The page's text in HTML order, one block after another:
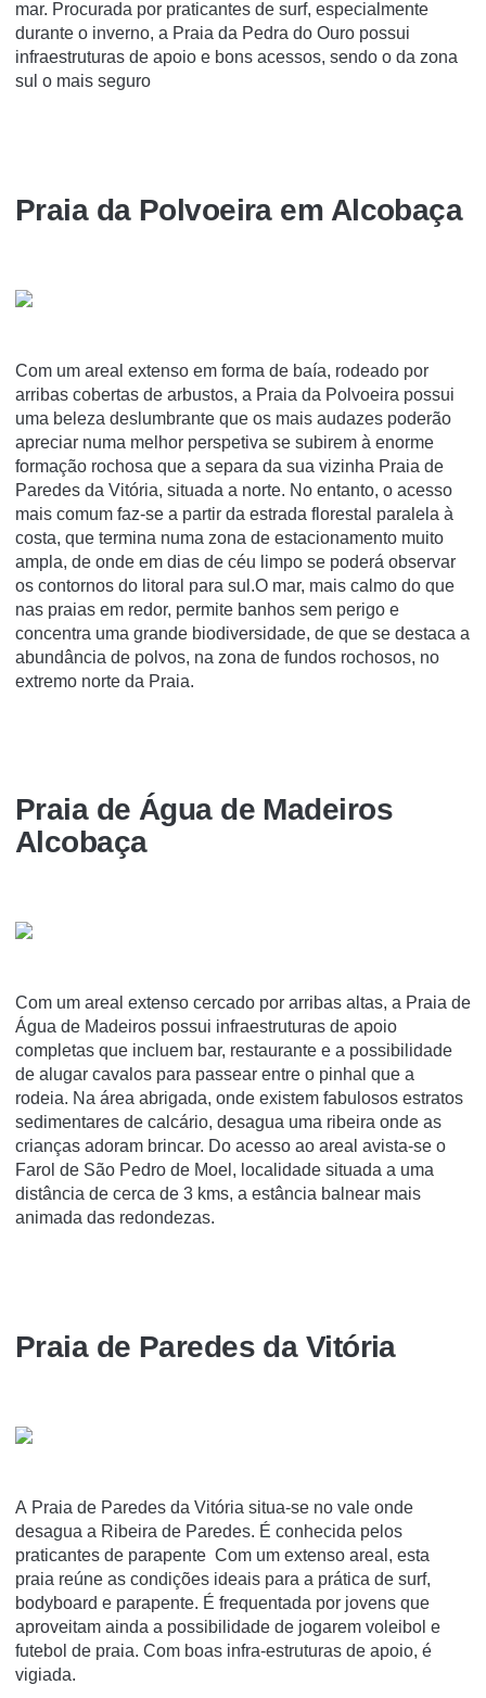
mar. Procurada por praticantes de surf, especialmente
durante o inverno, a Praia da Pedra do Ouro possui
infraestruturas de apoio e bons acessos, sendo o da zona
sul o mais seguro
Praia da Polvoeira em Alcobaça
Com um areal extenso em forma de baía, rodeado por
arribas cobertas de arbustos, a Praia da Polvoeira possui
uma beleza deslumbrante que os mais audazes poderão
apreciar numa melhor perspetiva se subirem à enorme
formação rochosa que a separa da sua vizinha Praia de
Paredes da Vitória, situada a norte. No entanto, o acesso
mais comum faz-se a partir da estrada florestal paralela à
costa, que termina numa zona de estacionamento muito
ampla, de onde em dias de céu limpo se poderá observar
os contornos do litoral para sul.O mar, mais calmo do que
nas praias em redor, permite banhos sem perigo e
concentra uma grande biodiversidade, de que se destaca a
abundância de polvos, na zona de fundos rochosos, no
extremo norte da Praia.
Praia de Água de Madeiros
Alcobaça
Com um areal extenso cercado por arribas altas, a Praia de
Água de Madeiros possui infraestruturas de apoio
completas que incluem bar, restaurante e a possibilidade
de alugar cavalos para passear entre o pinhal que a
rodeia. Na área abrigada, onde existem fabulosos estratos
sedimentares de calcário, desagua uma ribeira onde as
crianças adoram brincar. Do acesso ao areal avista-se o
Farol de São Pedro de Moel, localidade situada a uma
distância de cerca de 3 kms, a estância balnear mais
animada das redondezas.
Praia de Paredes da Vitória
A Praia de Paredes da Vitória situa-se no vale onde
desagua a Ribeira de Paredes. É conhecida pelos
praticantes de parapente Com um extenso areal, esta
praia reúne as condições ideais para a prática de surf,
bodyboard e parapente. É frequentada por jovens que
aproveitam ainda a possibilidade de jogarem voleibol e
futebol de praia. Com boas infra-estruturas de apoio, é
vigiada.